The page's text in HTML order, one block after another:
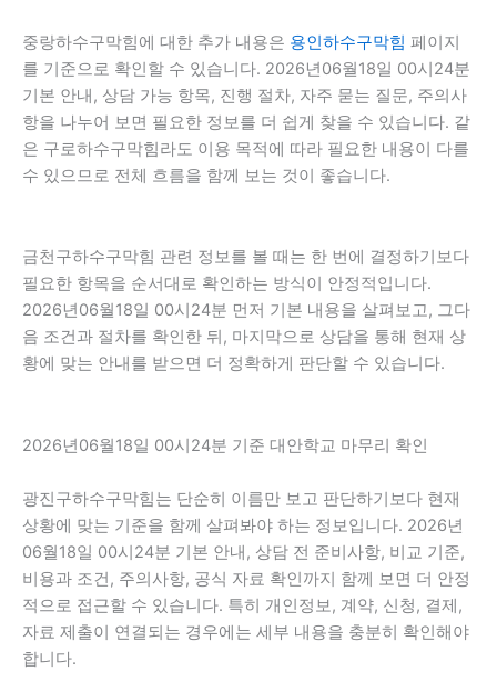
중랑하수구막힘에 대한 추가 내용은 용인하수구막힘 페이지
를 기준으로 확인할 수 있습니다. 2026년06월18일 00시24분
기본 안내, 상담 가능 항목, 진행 절차, 자주 묻는 질문, 주의사
항을 나누어 보면 필요한 정보를 더 쉽게 찾을 수 있습니다. 같
은 구로하수구막힘라도 이용 목적에 따라 필요한 내용이 다를
수 있으므로 전체 흐름을 함께 보는 것이 좋습니다.
금천구하수구막힘 관련 정보를 볼 때는 한 번에 결정하기보다
필요한 항목을 순서대로 확인하는 방식이 안정적입니다.
2026년06월18일 00시24분 먼저 기본 내용을 살펴보고, 그다
음 조건과 절차를 확인한 뒤, 마지막으로 상담을 통해 현재 상
황에 맞는 안내를 받으면 더 정확하게 판단할 수 있습니다.
2026년06월18일 00시24분 기준 대안학교 마무리 확인
광진구하수구막힘는 단순히 이름만 보고 판단하기보다 현재
상황에 맞는 기준을 함께 살펴봐야 하는 정보입니다. 2026년
06월18일 00시24분 기본 안내, 상담 전 준비사항, 비교 기준,
비용과 조건, 주의사항, 공식 자료 확인까지 함께 보면 더 안정
적으로 접근할 수 있습니다. 특히 개인정보, 계약, 신청, 결제,
자료 제출이 연결되는 경우에는 세부 내용을 충분히 확인해야
합니다.